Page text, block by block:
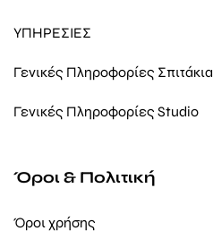
ΥΠΗΡΕΣΙΕΣ
Γενικές Πληροφορίες Σπιτάκια
Γενικές Πληροφορίες Studio
Όροι & Πολιτική
Όροι χρήσης